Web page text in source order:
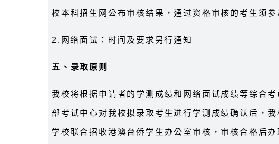
校本科招生网公布审核结果，通过资格审核的考生须参
2.网络面试：时间及要求另行通知
五、录取原则
我校将根据申请者的学测成绩和网络面试成绩等综合
部考试中心对我校拟录取考生进行学测成绩确认后，
学校联合招收港澳台侨学生办公室审核，审核合格后